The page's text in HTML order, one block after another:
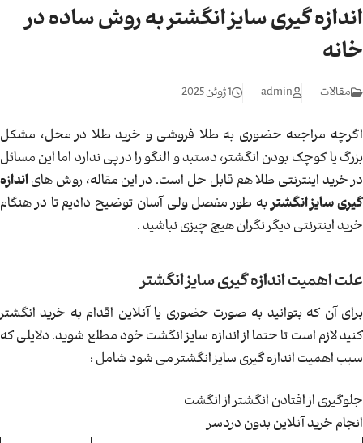
اندازه گیری سایز انگشتر به روش ساده در
خانه
مقالات admin 1 ژوئن 2025
اگرچه مراجعه حضوری به طلا فروشی و خرید طلا در محل، مشکل
بزرگ یا کوچک بودن انگشتر، دستبد و النگو را در پی ندارد اما این مسائل
درخرید اینترنتی طلاهم قابل حل است. در این مقاله، روش هایاندازه
گیری سایز انگشتربه طور مفصل ولی آسان توضیح دادیم تا در هنگام
خرید اینترنتی دیگر نگران هیچ چیزی نباشید .
علت اهمیت اندازه گیری سایز انگشتر
برای آن که بتوانید به صورت حضوری یا آنلاین اقدام به خرید انگشتر
کنید لازم است تا حتما از اندازه سایز انگشت خود مطلع شوید. دلایلی که
سبب اهمیت اندازه گیری سایز انگشتر می شود شامل :
جلوگیری از افتادن انگشتر از انگشت
انجام خرید آنلاین بدون دردسر